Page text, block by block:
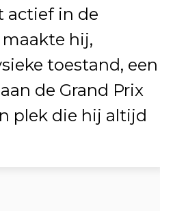
actief in de
hij,
toestand, een
de Grand Prix
plek die hij altijd